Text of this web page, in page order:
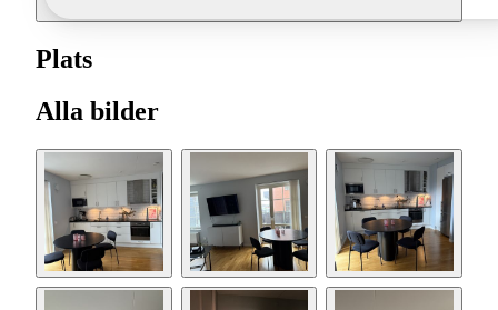
Plats
Alla bilder